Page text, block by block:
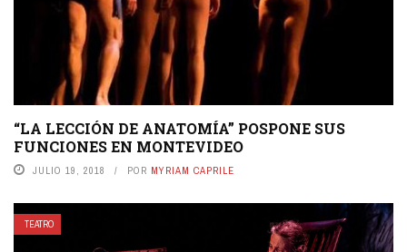
“LA LECCIÓN DE ANATOMÍA” POSPONE SUS
FUNCIONES EN MONTEVIDEO
JULIO 19, 2018 POR MYRIAM CAPRILE
TEATRO